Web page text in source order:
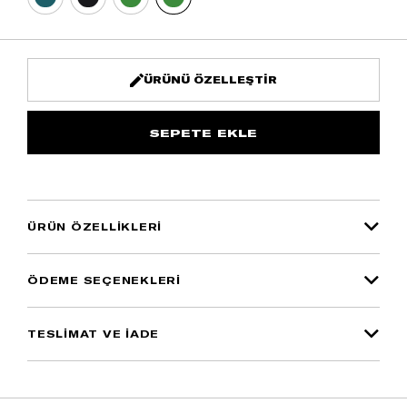
ÜRÜNÜ ÖZELLEŞTIR
ÜRÜN ÖZELLIKLERI
ÖDEME SEÇENEKLERI
TESLİMAT VE İADE